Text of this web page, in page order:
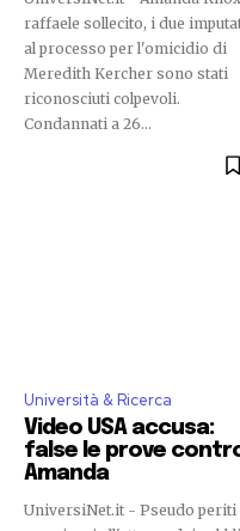
raffaele sollecito, i due
al processo per l'omicidio di
Meredith Kercher sono stati
riconosciuti colpevoli.
Condannati a 26...
Università & Ricerca
Video USA accusa:
false le prove
Amanda
UniversiNet.it - Pseudo periti